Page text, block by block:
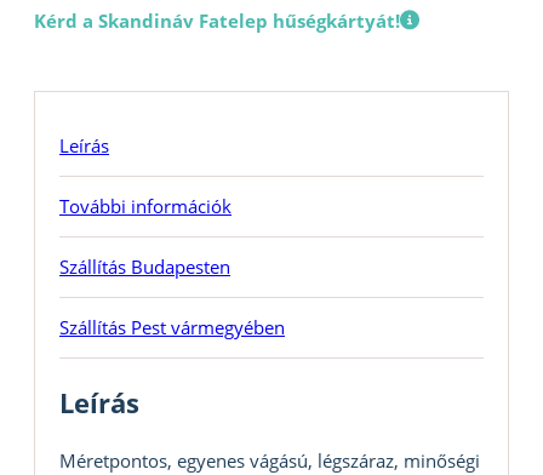
Kérd a Skandináv Fatelep hűségkártyát!
Leírás
További információk
Szállítás Budapesten
Szállítás Pest vármegyében
Leírás
Méretpontos, egyenes vágású, légszáraz, minőségi